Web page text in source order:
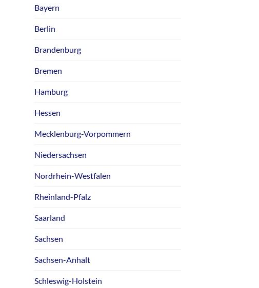
Bayern
Berlin
Brandenburg
Bremen
Hamburg
Hessen
Mecklenburg-Vorpommern
Niedersachsen
Nordrhein-Westfalen
Rheinland-Pfalz
Saarland
Sachsen
Sachsen-Anhalt
Schleswig-Holstein